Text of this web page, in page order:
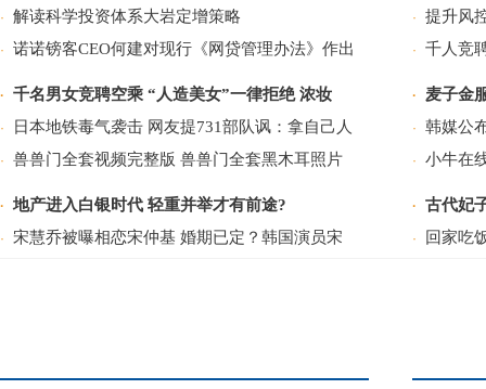
· 解读科学投资体系大岩定增策略
· 诺诺镑客CEO何建对现行《网贷管理办法》作出
· 千名男女竞聘空乘 “人造美女”一律拒绝 浓妆
· 日本地铁毒气袭击 网友提731部队讽：拿自己人
· 兽兽门全套视频完整版 兽兽门全套黑木耳照片
· 地产进入白银时代 轻重并举才有前途?
· 宋慧乔被曝相恋宋仲基 婚期已定？韩国演员宋
· 提升风
· 千人竞
· 麦子金
· 韩媒公
· 小牛在
· 古代妃
· 回家吃